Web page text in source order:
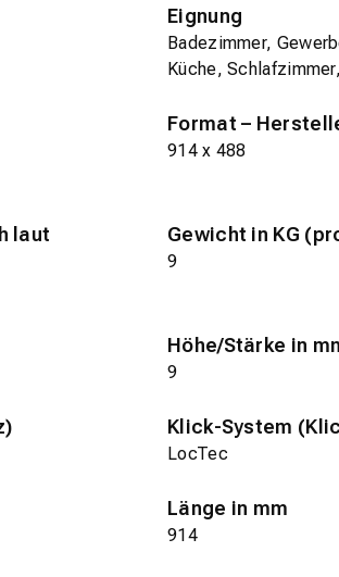
Eignung
Badezimmer,
Küche,
Format –
914 x 488
laut
Gewicht in KG
9
Höhe/Stärke in
9
Klick-System
LocTec
Länge in mm
914